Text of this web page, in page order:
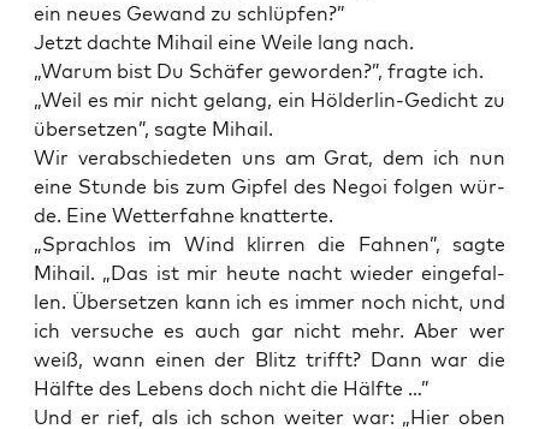
ein neu­es Gewand zu schlüpfen?”
Jetzt dach­te Mihail eine Wei­le lang nach.
„War­um bist Du Schä­fer gewor­den?”, frag­te ich.
„Weil es mir nicht gelang, ein Höl­der­lin-Gedicht zu
über­set­zen”, sag­te Mihail.
Wir ver­ab­schie­de­ten uns am Grat, dem ich nun
eine Stun­de bis zum Gip­fel des Negoi fol­gen wür­
de. Eine Wet­ter­fah­ne knatterte.
„Sprach­los im Wind klir­ren die Fah­nen”, sag­te
Mihail. „Das ist mir heu­te nacht wie­der ein­ge­fal­
len. Über­set­zen kann ich es immer noch nicht, und
ich ver­su­che es auch gar nicht mehr. Aber wer
weiß, wann einen der Blitz trifft? Dann war die
Hälf­te des Lebens doch nicht die Hälfte …”
Und er rief, als ich schon wei­ter war: „Hier oben